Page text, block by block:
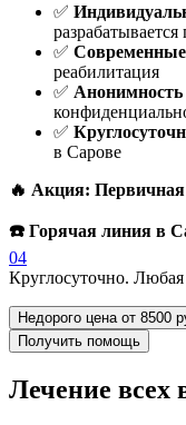
✅
✅
реабилитация
✅ Анонимность
✅
в Сарове
🔥 Акция:
☎️ Горячая линия в
04
Круглосуточно.
Недорого цена от 8500
Получить помощь
Лечение всех